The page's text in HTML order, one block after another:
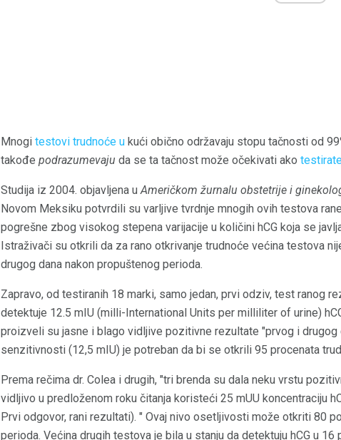
Mnogi testovi trudnoće u kući obično održavaju stopu tačnosti od
takođe podrazumevaju da se ta tačnost može očekivati ​​ako
Studija iz 2004. objavljena u Američkom žurnalu obstetrije i
Novom Meksiku potvrdili su varljive tvrdnje mnogih ovih testova
pogrešne zbog visokog stepena varijacije u količini hCG koja se
Istraživači su otkrili da za rano otkrivanje trudnoće većina testova
drugog dana nakon propuštenog perioda.
Zapravo, od testiranih 18 marki, samo jedan, prvi odziv, test ranog
detektuje 12.5 mIU (milli-International Units per milliliter of urine)
proizveli su jasne i blago vidljive pozitivne rezultate "prvog i drugog
senzitivnosti (12,5 mIU) je potreban da bi se otkrili 95 procenata
Prema rečima dr. Colea i drugih, "tri brenda su dala neku vrstu
vidljivo u predloženom roku čitanja koristeći 25 mUU koncentraciju
Prvi odgovor, rani rezultati). " Ovaj nivo osetljivosti može otkriti 80
perioda. Većina drugih testova je bila u stanju da detektuju hCG u